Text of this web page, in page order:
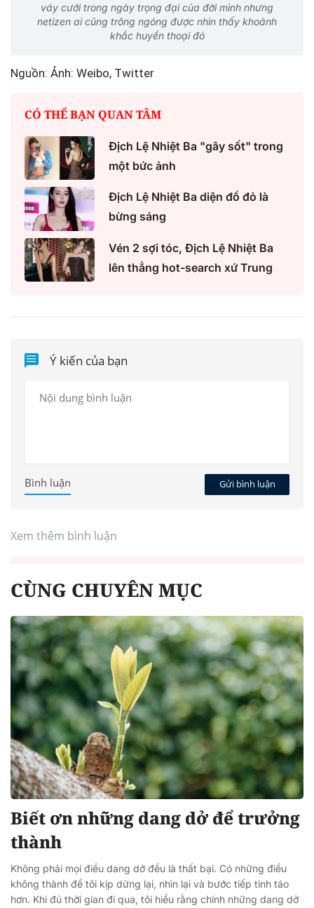
váy cưới trong ngày trọng đại của đời mình nhưng
netizen ai cũng trông ngóng được nhìn thấy khoảnh
khắc huyền thoại đó
Nguồn: Ảnh: Weibo, Twitter
CÓ THỂ BẠN QUAN TÂM
Địch Lệ Nhiệt Ba "gây sốt" trong
một bức ảnh
Địch Lệ Nhiệt Ba diện đồ đỏ là
bừng sáng
Vén 2 sợi tóc, Địch Lệ Nhiệt Ba
lên thẳng hot-search xứ Trung
Ý kiến của bạn
Gửi bình luận
Bình luận
Xem thêm bình luận
CÙNG CHUYÊN MỤC
Biết ơn những dang dở để trưởng
thành
Không phải mọi điều dang dở đều là thất bại. Có những điều
không thành để tôi kịp dừng lại, nhìn lại và bước tiếp tỉnh táo
hơn. Khi đủ thời gian đi qua, tôi hiểu rằng chính những dang dở